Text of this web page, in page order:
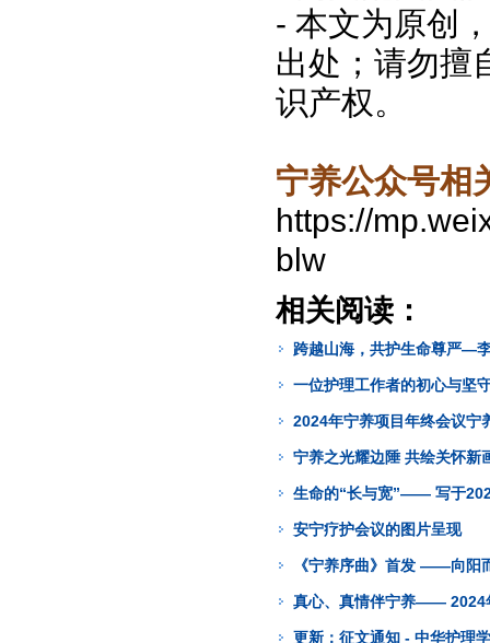
- 本文为原创
出处；请勿擅
识产权。
宁养公众号相
https://
blw
相关阅读：
跨越山海，共护生命尊严—
一位护理工作者的初心与
2024年宁养项目年终会议宁
宁养之光耀边陲 共绘关怀新
生命的“长与宽”—— 写于
安宁疗护会议的图片呈现
《宁养序曲》首发 ——向阳
真心、真情伴宁养—— 2024
更新：征文通知 - 中华护理